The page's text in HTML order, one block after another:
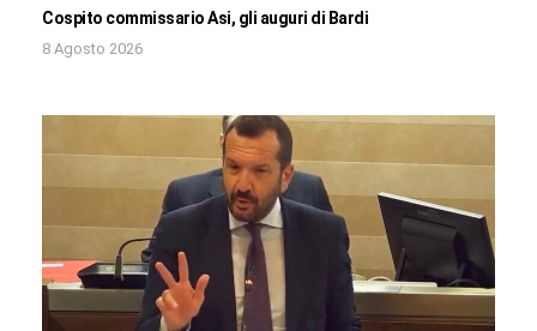
Cospito commissario Asi, gli auguri di Bardi
8 Agosto 2026